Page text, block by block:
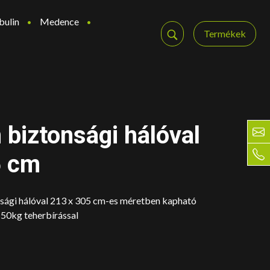
Medence
Termékek
hálóval
cm
hálóval 213 x 305 cm-es méretben kapható
teherbírással